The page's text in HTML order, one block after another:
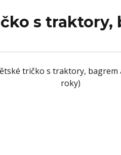
s traktory,